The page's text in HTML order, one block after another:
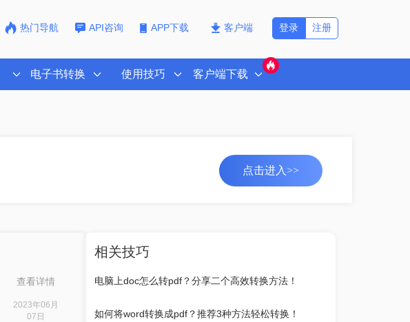
热门导航 API咨询 APP下载 客户端 注册
登录
电子书转换 使用技巧 客户端下载
点击进入>>
查看详情
2023年06月
07日
相关技巧
电脑上doc怎么转pdf？分享二个高效转换方法！
如何将word转换成pdf？推荐3种方法轻松转换！